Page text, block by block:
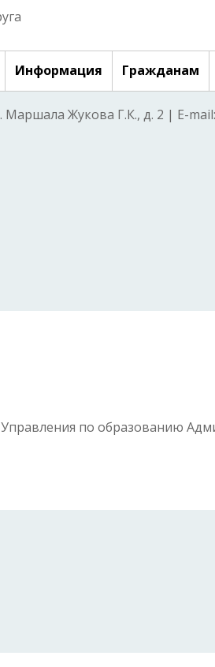
Информация Гражданам
Маршала Жукова Г.К., д. 2 | E-
по образованию